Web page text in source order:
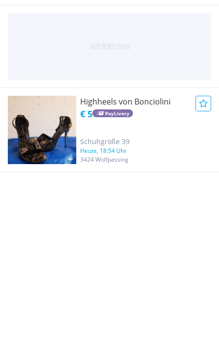
Highheels von Bonciolini
€ 5 PayLivery
Schuhgröße 39
Heute, 18:54 Uhr
3424 Wolfpassing